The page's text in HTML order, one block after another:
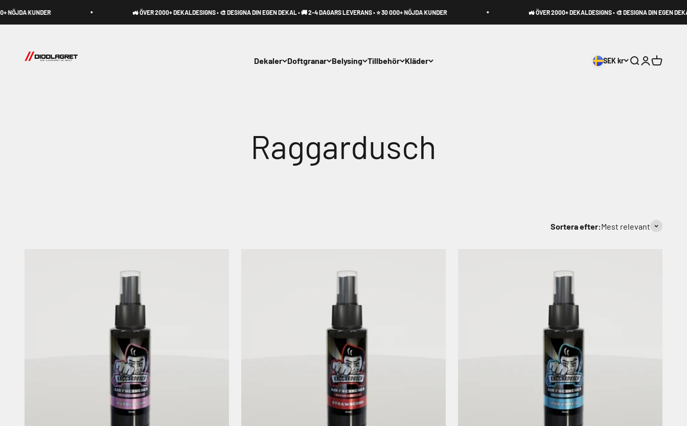
🚜 ÖVER 2000+ DEKALDESIGNS • 🎨 DESIGNA DIN EGEN DEKAL • 🚚 2-4 DAGARS LEVERANS • ⭐ 30 000+ NÖJDA KUNDER 🚜 ÖVER 2000+ DEKALDESIGNS • 🎨 DESIGNA DIN EGEN DEKAL • 🚚
Dekaler Doftgranar Belysing Tillbehör Kläder SEK kr Sök Logga in
Varukorg
Sortera efter:Mest relevant